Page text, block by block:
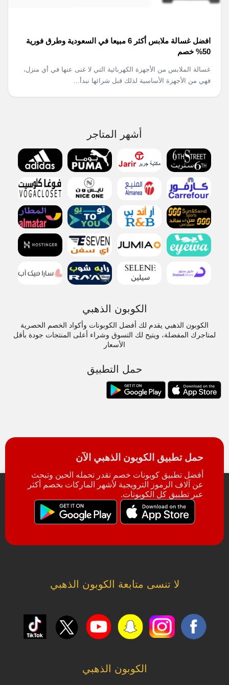
افضل غسالة ملابس أكثر 6 مبيعا في السعودية وطرق فورية
50% خصم
غسالة الملابس من الأجهزة الكهربائية التي لا غنى عنها في أي منزل،
فهي من الأجهزة الأساسية لذلك قبل شرائها نبدأ...
أشهر المتاجر
الكوبون الذهبي
الكوبون الذهبي يقدم لك أفضل الكوبونات وأكواد الخصم الحصرية
لمتاجرك المفضلة، ويتيح لك التسوق وشراء أعلى المنتجات جودة بأقل
الأسعار
حمل التطبيق
حمل تطبيق الكوبون الذهبي الآن
أفضل تطبيق كوبونات خصم تقدر تحمله الحين وتبحث
عن آلاف الرموز الترويجية لأشهر الماركات بخصم أكثر
عبر تطبيق كل الكوبونات.
لا تنسى متابعة الكوبون الذهبي
الكوبون الذهبي